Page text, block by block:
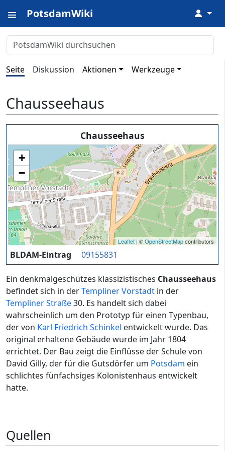
PotsdamWiki ↓
Seite Diskussion Aktionen Werkzeuge
Chausseehaus
Chausseehaus
+
−
Leaflet | ©OpenStreetMapcontributors
BLDAM-Eintrag 09155831
Ein denkmalgeschützes klassizistisches Chausseehaus
befindet sich in derTempliner Vorstadt in der
Templiner Straße30. Es handelt sich dabei
wahrscheinlich um den Prototyp für einen Typenbau,
der von Karl Friedrich Schinkel entwickelt wurde. Das
original erhaltene Gebäude wurde im Jahr 1804
errichtet. Der Bau zeigt die Einflüsse der Schule von
David Gilly, der für die Gutsdörfer um Potsdam ein
schlichtes fünfachsiges Kolonistenhaus entwickelt
hatte.
Quellen